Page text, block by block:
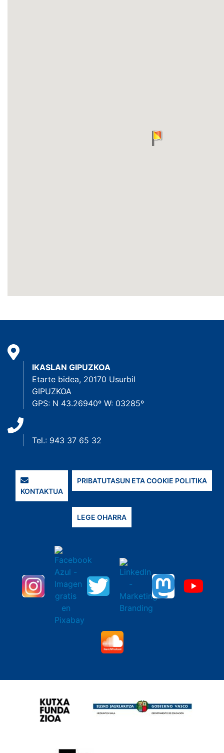
IKASLAN GIPUZKOA
Etarte bidea, 20170 Usurbil
GIPUZKOA
GPS: N 43.26940º W: 03285º
Tel.: 943 37 65 32
KONTAKTUA
PRIBATUTASUN ETA COOKIE POLITIKA
LEGE OHARRA